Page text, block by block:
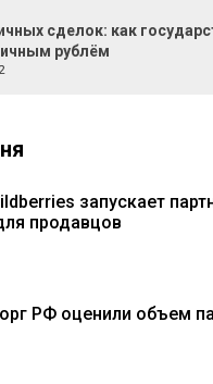
сделок: как
рублём
запускает
продавцов
РФ оценили объем